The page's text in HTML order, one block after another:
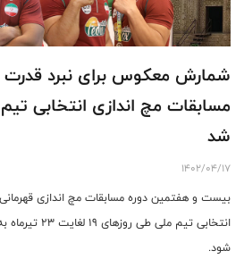
شمارش معکوس برای نبرد قدرت
مسابقات مچ اندازی انتخابی
شد
1402/04/17
بیست و هفتمین دوره مسابقات مچ اندازی
انتخابی تیم ملی
شود.